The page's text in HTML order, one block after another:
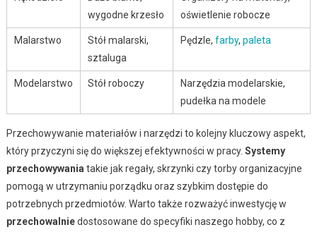
wygodne krzesło
oświetlenie robocze
Malarstwo
Stół malarski,
sztaluga
Pędzle, farby, paleta
Modelarstwo Stół roboczy
Narzędzia modelarskie,
pudełka na modele
Przechowywanie materiałów i narzędzi to kolejny kluczowy aspekt,
który przyczyni się do większej efektywności w pracy. Systemy
przechowywania takie jak regały, skrzynki czy torby organizacyjne
pomogą w utrzymaniu porządku oraz szybkim dostępie do
potrzebnych przedmiotów. Warto także rozważyć inwestycję w
przechowalniedostosowane do specyfiki naszego hobby, co z